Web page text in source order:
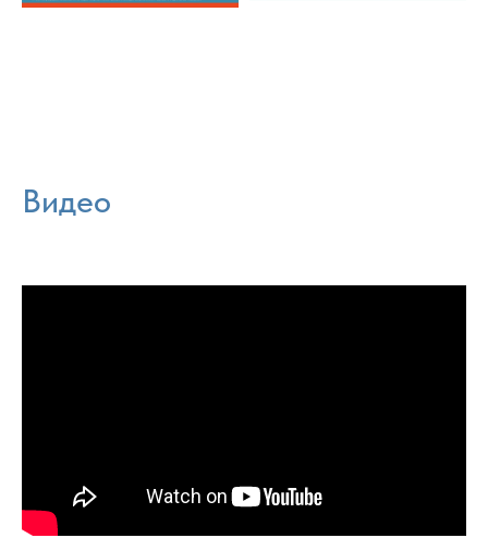
Видео